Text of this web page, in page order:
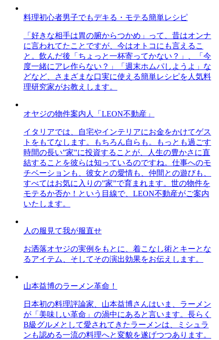
料理初心者男子でもデキる・モテる簡単レシピ
「好きな相手は胃の腑からつかめ」って、昔はオンナ
に言われてたことですが、今はオトコにも言えるこ
と。飲んだ後「ちょっと一杯寄ってかない？」、「今
度一緒にアレ作らない？」「週末ホムパしようよ」な
どなど、さまざまな口実に使える簡単レシピを人気料
理研究家がお教えします。
オヤジの物件案内人「LEON不動産」
イタリアでは、自宅やインテリアにお金をかけてゲス
トをもてなします。もちろん自らも。もっとも過ごす
時間の長い”家”に投資することが、人生の豊かさに直
結することを彼らは知っているのですね。仕事へのモ
チベーションも、彼女との愛情も、仲間との遊びも、
すべてはお気に入りの”家”で育まれます。世の物件を
モテるか否か！という目線で、LEON不動産がご案内
いたします。
人の服見て我が服直せ
お洒落オヤジの実例をもとに、着こなし術とキーとな
るアイテム、そしてその演出効果をお伝えします。
山本益博のラーメン革命！
日本初の料理評論家、山本益博さんはいま、ラーメン
が「美味しい革命」の渦中にあると言います。長らく
B級グルメとして愛されてきたラーメンは、ミシュラ
ンも認める一流の料理へと変貌を遂げつつあります。